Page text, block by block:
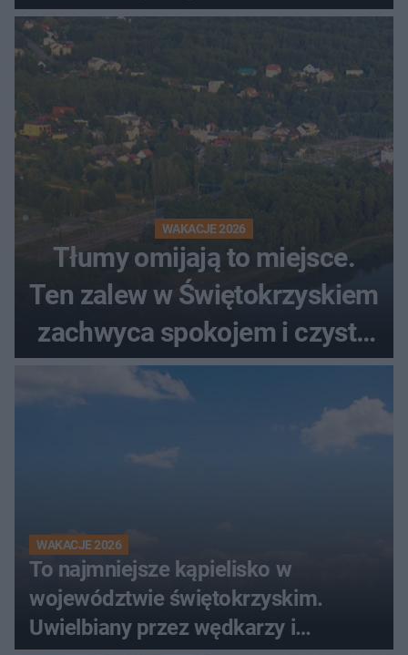
WAKACJE 2026
Tłumy omijają to miejsce.
Ten zalew w Świętokrzyskiem
zachwyca spokojem i czystą
wodą
WAKACJE 2026
To najmniejsze kąpielisko w
województwie świętokrzyskim.
Uwielbiany przez wędkarzy i